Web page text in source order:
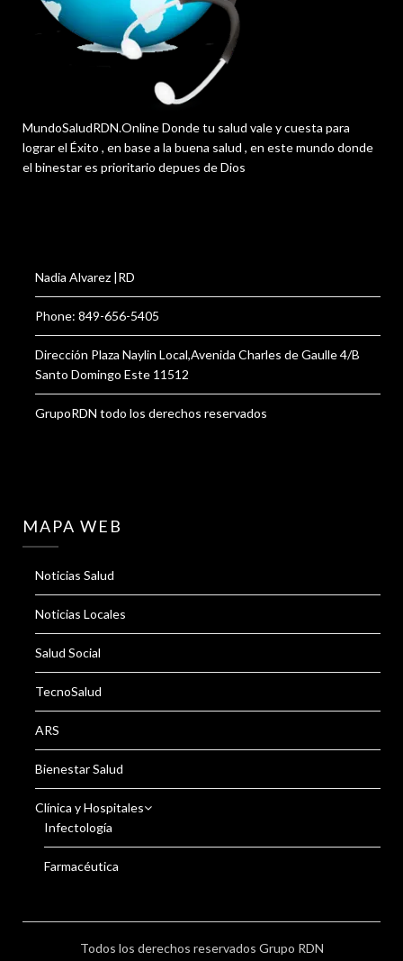
MundoSaludRDN.Online Donde tu salud vale y cuesta para
lograr el Éxito , en base a la buena salud , en este mundo donde
el binestar es prioritario depues de Dios
Nadia Alvarez |RD
Phone: 849-656-5405
Dirección Plaza Naylin Local,Avenida Charles de Gaulle 4/B
Santo Domingo Este 11512
GrupoRDN todo los derechos reservados
MAPA WEB
Noticias Salud
Noticias Locales
Salud Social
TecnoSalud
ARS
Bienestar Salud
Clínica y Hospitales
Infectología
Farmacéutica
Todos los derechos reservados Grupo RDN